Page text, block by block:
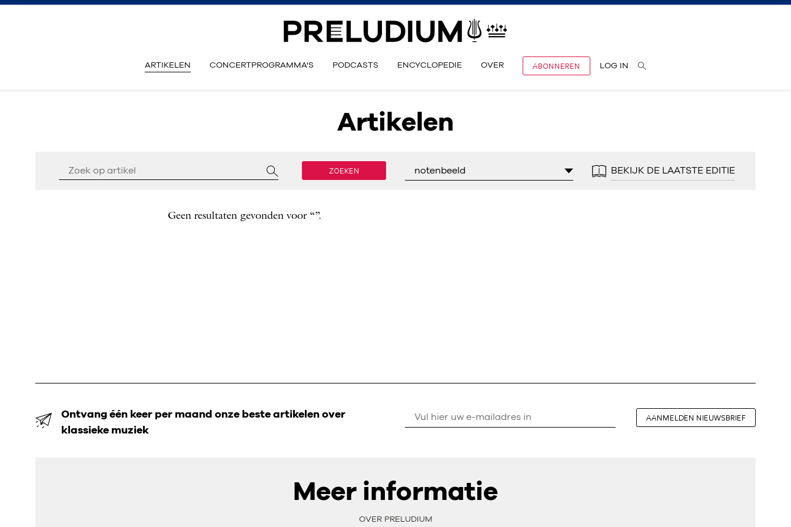
ARTIKELEN CONCERTPROGRAMMA'S PODCASTS ENCYCLOPEDIE OVER ABONNEREN LOG IN
Artikelen
ZOEKEN notenbeeld BEKIJK DE LAATSTE EDITIE
Geen resultaten gevonden voor “”.
Ontvang één keer per maand onze beste artikelen over
klassieke muziek
AANMELDEN NIEUWSBRIEF
Meer informatie
OVER PRELUDIUM